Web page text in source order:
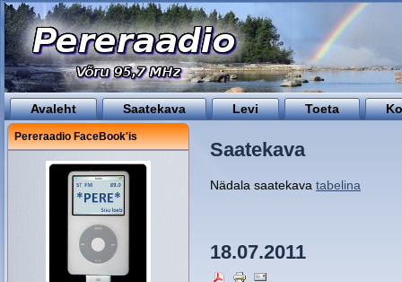
Avaleht Saatekava Levi Toeta
Pereraadio FaceBook'is
Saatekava
Nädala saatekava tabelina
18.07.2011